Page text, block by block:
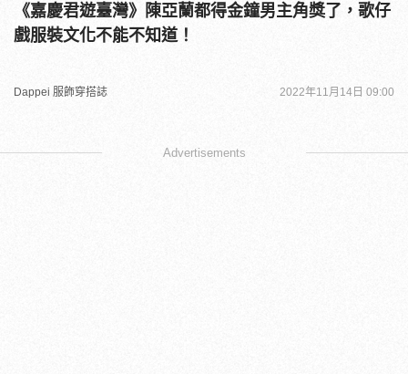
《嘉慶君遊臺灣》陳亞蘭都得金鐘男主角獎了，歌仔
戲服裝文化不能不知道！
Dappei 服飾穿搭誌 2022年11月14日 09:00
Advertisements